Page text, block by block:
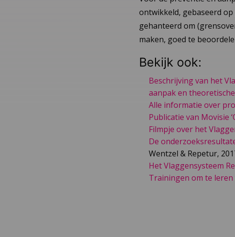
ontwikkeld, gebaseerd
gehanteerd om
maken, goed te
Bekijk ook:
Beschrijving van het
aanpak en
Alle informatie over
Publicatie van Movisie
Filmpje over het
De
Wentzel & Repetur,
Het Vlaggensysteem
Trainingen om te